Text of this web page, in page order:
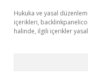
Hukuka ve yasal
içerikleri,
halinde, ilgili içerikler